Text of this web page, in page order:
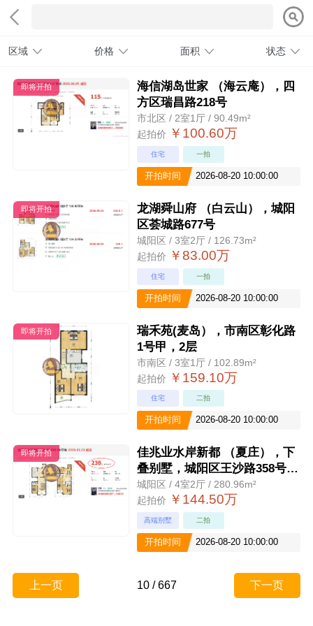
区域 价格 面积 状态
即将开拍
海信湖岛世家 （海云庵），四
方区瑞昌路218号
市北区 / 2室1厅 / 90.49m²
起拍价 ￥100.60万
住宅 一拍
开拍时间 2026-08-20 10:00:00
即将开拍
龙湖舜山府 （白云山），城阳
区荟城路677号
城阳区 / 3室2厅 / 126.73m²
起拍价 ￥83.00万
住宅 一拍
开拍时间 2026-08-20 10:00:00
即将开拍
瑞禾苑(麦岛），市南区彰化路
1号甲，2层
市南区 / 3室1厅 / 102.89m²
起拍价 ￥159.10万
住宅 二拍
开拍时间 2026-08-20 10:00:00
即将开拍
佳兆业水岸新都 （夏庄），下
叠别墅，城阳区王沙路358号，
包交付
城阳区 / 4室2厅 / 280.96m²
起拍价 ￥144.50万
高端别墅 二拍
开拍时间 2026-08-20 10:00:00
上一页 10/667 下一页